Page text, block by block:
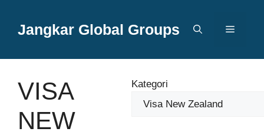
Jangkar Global Groups Menu
VISA
NEW
Kategori